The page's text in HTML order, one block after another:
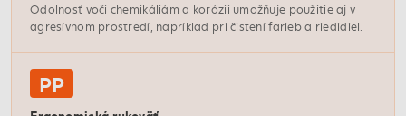
Odolnosť voči chemikáliám a korózii umožňuje použitie aj v
agresívnom prostredí, napríklad pri čistení farieb a riedidiel.
PP